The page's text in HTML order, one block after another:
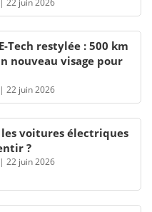
| 22 juin 2026
Tech restylée : 500 km
nouveau visage pour
| 22 juin 2026
voitures électriques
?
| 22 juin 2026